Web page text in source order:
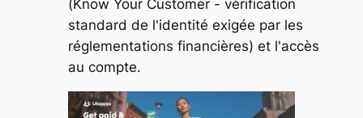
(Know Your Customer - vérification
standard de l'identité exigée par les
réglementations financières) et l'accès
au compte.